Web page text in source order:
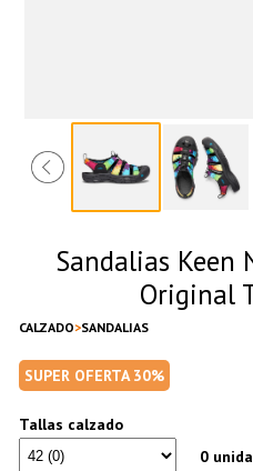
Sandalias Keen
Original
CALZADO SANDALIAS
SUPER OFERTA 30%
Tallas calzado
0